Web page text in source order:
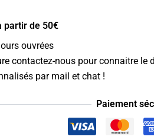
partir de 50€
ouvrées
contactez-nous pour connaitre le
par mail et chat !
Paiement